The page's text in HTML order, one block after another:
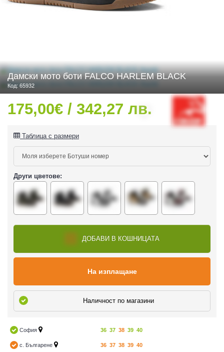
ЕКИПИРОВКА
Дамски мото боти FALCO HARLEM BLACK
Код: 65932
175,00€ / 342,27 лв.
Таблица с размери
Други цветове:
ДОБАВИ В КОШНИЦАТА
На изплащане
Наличност по магазини
София 36 37 38 39 40
с. Българене 36 37 38 39 40